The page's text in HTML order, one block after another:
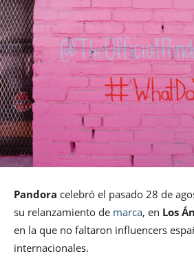
Pandora celebró el pasado 28 de
su relanzamiento de marca, en Los
en la que no faltaron influencers
internacionales.